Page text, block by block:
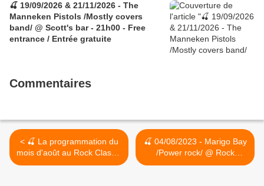
🍒 19/09/2026 & 21/11/2026 - The
Manneken Pistols /Mostly covers
band/ @ Scott's bar - 21h00 - Free
entrance / Entrée gratuite
Commentaires
< 🍒 La programmation du
mois d'août au Rock Classic
- 55, rue Maché au
🍒 04/08/2023 - Marigo Bay
/Power rock/ @ Rock
Classic - 55, rue Maché au